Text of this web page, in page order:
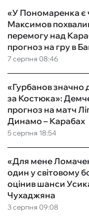
7 серпня 08:46
«У Пономаренка є
Максимов
перемогу над
прогноз на гру в
5 серпня 18:54
«Гурбанов значно
за Костюка»:
прогноз на матч
Динамо – Карабах
3 серпня 09:08
«Для мене
один у світовому
оцінив шанси
Чухаджяна